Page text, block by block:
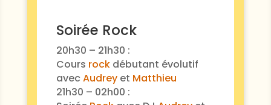
Soirée Rock
20h30 – 21h30 :
Cours rock débutant évolutif
avecAudrey et Matthieu
21h30 – 02h00 :